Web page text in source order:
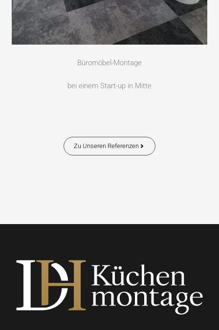
Büromöbel-Montage
bei einem Start-up in Mitte
Zu Unseren Referenzen